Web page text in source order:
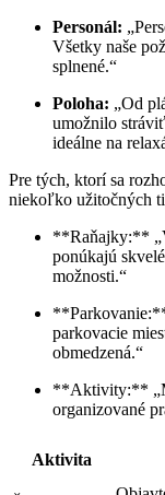
Personál:
Všetky naše
splnené.“
Poloha: „Od
umožnilo
ideálne na
Pre tých, ktorí sa
niekoľko užitočných
**Raňajky:**
ponúkajú
možnosti.“
parkovacie
obmedzená.“
**Aktivity:**
organizované
Aktivita